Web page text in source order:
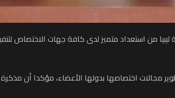
ليبيا من استعداد متميز لدى كافة جهات الاختصاص
مجالات اختصاصها بدولها الأعضاء، مؤكدا أن